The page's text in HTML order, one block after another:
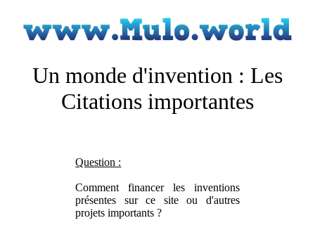
Un monde d'invention : Les
Citations importantes
Question :
Comment financer les inventions
présentes sur ce site ou d'autres
projets importants ?